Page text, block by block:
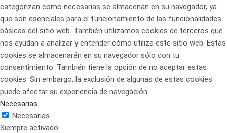
categorizan como necesarias se almacenan en su navegador, ya
que son esenciales para el funcionamiento de las funcionalidades
básicas del sitio web. También utilizamos cookies de terceros que
nos ayudan a analizar y entender cómo utiliza este sitio web. Estas
cookies se almacenarán en su navegador sólo con tu
consentimiento. También tiene la opción de no aceptar estas
cookies. Sin embargo, la exclusión de algunas de estas cookies
puede afectar su experiencia de navegación.
Necesarias
Necesarias
Siempre activado